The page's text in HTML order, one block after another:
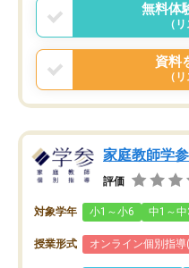
無料体
（
資料
（
家庭教師学参
評価
対象学年 小1～小6 中1～中
授業形式 オンライン個別指導